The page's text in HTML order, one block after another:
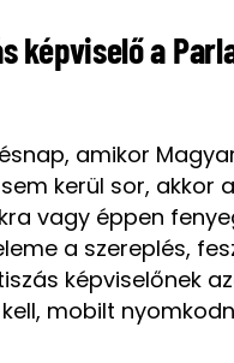
képviselő a
amikor
kerül sor, akkor
vagy éppen
a szereplés,
képviselőnek
mobilt